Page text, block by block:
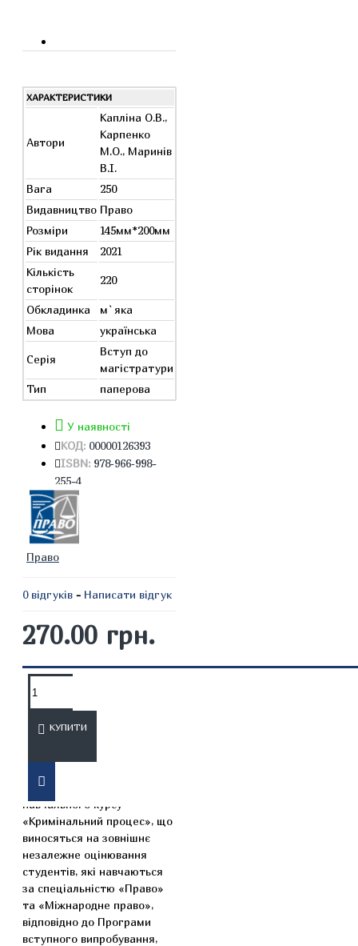
ХАРАКТЕРИСТИКИ
Автори
Капліна О.В.,
Карпенко
М.О., Маринів
В.І.
Вага
250
Видавництво Право
Розміри
145мм*200мм
Рік видання
2021
Кількість
сторінок
220
Обкладинка
м`яка
Мова
українська
Серія
Вступ до
магістратури
Тип
паперова
У наявності
КОД: 00000126393
ISBN: 978‑966‑998-
255-4
Право
0 відгуків - Написати відгук
270.00 грн.
КУПИТИ
ОПИС
на ключові питання з
навчального курсу
«Кримінальний процес», що
виносяться на зовнішнє
незалежне оцінювання
студентів, які навчаються
за спеціальністю «Право»
та «Міжнародне право»,
відповідно до Програми
вступного випробування,